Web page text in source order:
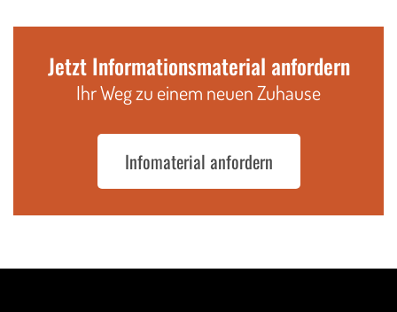
Jetzt Informationsmaterial anfordern
Ihr Weg zu einem neuen Zuhause
Infomaterial anfordern